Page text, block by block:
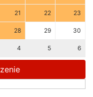
21 22 23
28 29 30
4 5 6